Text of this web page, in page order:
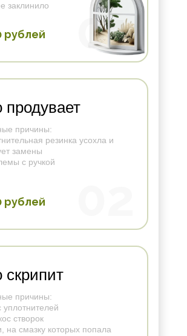
заклинило
рублей
продувает
причины:
резинка усохла и
замены
с ручкой
рублей
скрипит
01
причины:
уплотнителей
створок
на смазку которых попала